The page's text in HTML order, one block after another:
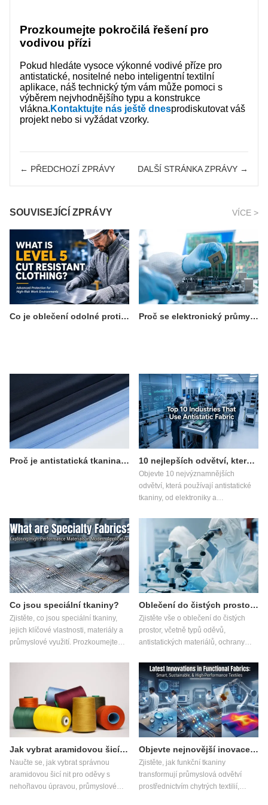
Prozkoumejte pokročilá řešení pro
vodivou přízi
Pokud hledáte vysoce výkonné vodivé příze pro
antistatické, nositelné nebo inteligentní textilní
aplikace, náš technický tým vám může pomoci s
výběrem nejvhodnějšího typu a konstrukce
vlákna. Kontaktujte nás ještě dnesprodiskutovat váš
projekt nebo si vyžádat vzorky.
← PŘEDCHOZÍ ZPRÁVY DALŠÍ STRÁNKA ZPRÁVY →
SOUVISEJÍCÍ ZPRÁVY VÍCE >
Co je oblečení odolné proti proříznutí úrovně 5? Proč se elektronický průmysl spoléhá na antistatickou tkaninu
Proč je antistatická tkanina nezbytná ve farmaceutické výrobě 10 nejlepších odvětví, která používají antistatické tkaniny
Objevte 10 nejvýznamnějších
odvětví, která používají antistatické
tkaniny, od elektroniky a
zpracování potravin, a zjistěte, jak
zlepšují bezpečnost a kvalitu.
Co jsou speciální tkaniny?
Zjistěte, co jsou speciální tkaniny,
jejich klíčové vlastnosti, materiály a
průmyslové využití. Prozkoumejte
odolných proti prořezání a
udržitelných textilních technologií.
Oblečení do čistých prostor: Kompletní průvodce pro kontrolovaná prostředí
Zjistěte vše o oblečení do čistých
prostor, včetně typů oděvů,
antistatických materiálů, ochrany
klíčových aplikací a toho, jak vybrat
správné oblečení do čistých prostor
pro kontrolované prostředí.
Jak vybrat aramidovou šicí nit?
Naučte se, jak vybrat správnou
aramidovou šicí nit pro oděvy s
nehořlavou úpravou, průmyslové
Objevte nejnovější inovace ve funkčních látkách
Zjistěte, jak funkční tkaniny
transformují průmyslová odvětví
prostřednictvím chytrých textilií,